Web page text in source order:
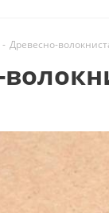
- Древесно-